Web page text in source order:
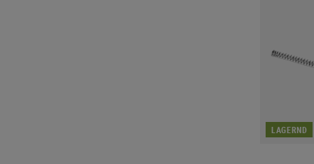
LAGERND